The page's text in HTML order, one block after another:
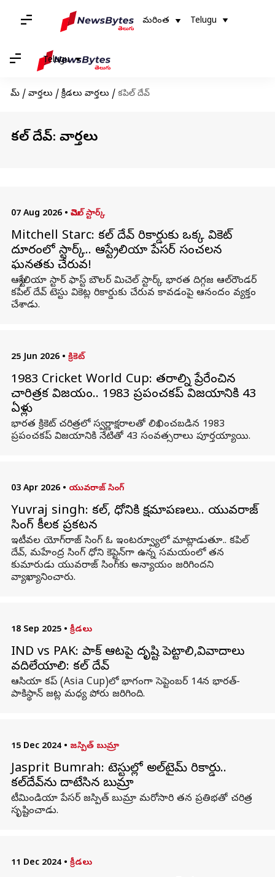
మరింత Telugu
Telugu
హోమ్ / వార్తలు / క్రీడలు వార్తలు / కపిల్ దేవ్
కపిల్ దేవ్: వార్తలు
07 Aug 2026 • మిచెల్ స్టార్క్
Mitchell Starc: కపిల్ దేవ్ రికార్డుకు ఒక్క వికెట్
దూరంలో స్టార్క్.. ఆస్ట్రేలియా పేసర్ సంచలన
ఘనతకు చేరువ!
ఆస్ట్రేలియా స్టార్ ఫాస్ట్ బౌలర్ మిచెల్ స్టార్క్ భారత దిగ్గజ ఆల్‌రౌండర్
కపిల్ దేవ్ టెస్టు వికెట్ల రికార్డుకు చేరువ కావడంపై ఆనందం వ్యక్తం
చేశాడు.
25 Jun 2026 • క్రికెట్
1983 Cricket World Cup: తరాల్ని ప్రేరేపించిన
చారిత్రక విజయం.. 1983 ప్రపంచకప్ విజయానికి 43
ఏళ్లు
భారత క్రికెట్ చరిత్రలో స్వర్ణాక్షరాలతో లిఖించబడిన 1983
ప్రపంచకప్ విజయానికి నేటితో 43 సంవత్సరాలు పూర్తయ్యాయి.
03 Apr 2026 • యువరాజ్ సింగ్
Yuvraj singh: కపిల్‌, ధోనికి క్షమాపణలు.. యువరాజ్‌
సింగ్‌ కీలక ప్రకటన
ఇటీవల యోగ్‌రాజ్‌ సింగ్‌ ఓ ఇంటర్వ్యూలో మాట్లాడుతూ.. కపిల్
దేవ్‌, మహేంద్ర సింగ్‌ ధోని కెప్టెన్‌గా ఉన్న సమయంలో తన
కుమారుడు యువరాజ్‌ సింగ్‌కు అన్యాయం జరిగిందని
వ్యాఖ్యానించారు.
18 Sep 2025 • క్రీడలు
IND vs PAK: పాక్‌ ఆటపై దృష్టి పెట్టాలి,వివాదాలు
వదిలేయాలి: కపిల్ దేవ్‌
ఆసియా కప్‌ (Asia Cup)లో భాగంగా సెప్టెంబర్‌ 14న భారత్‌-
పాకిస్థాన్‌ జట్ల మధ్య పోరు జరిగింది.
15 Dec 2024 • జస్పిత్ బుమ్రా
Jasprit Bumrah: టెస్టుల్లో అల్‌టైమ్ రికార్డు..
కపిల్‌దేవ్‌ను దాటేసిన బుమ్రా
టీమిండియా పేసర్ జస్పిత్ బుమ్రా మరోసారి తన ప్రతిభతో చరిత్ర
సృష్టించాడు.
11 Dec 2024 • క్రీడలు